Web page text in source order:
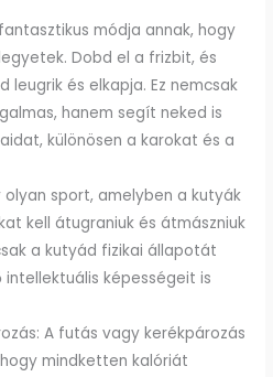
módja annak, hogy
Dobd el a frizbit, és
leugrik és elkapja. Ez nemcsak
hanem segít neked is
különösen a karokat és a
olyan sport, amelyben a kutyák
kell átugraniuk és átmászniuk
a kutyád fizikai állapotát
intellektuális képességeit is
A futás vagy kerékpározás
mindketten kalóriát